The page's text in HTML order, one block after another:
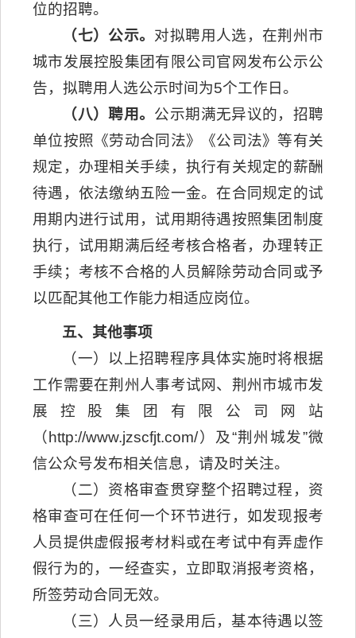
位的招聘。
（七）公示。 对拟聘用人选，在荆州市
城市发展控股集团有限公司官网发布公示公
告，拟聘用人选公示时间为5个工作日。
（八）聘用。 公示期满无异议的，招聘
单位按照《劳动合同法》《公司法》等有关
规定，办理相关手续，执行有关规定的薪酬
待遇，依法缴纳五险一金。在合同规定的试
用期内进行试用，试用期待遇按照集团制度
执行，试用期满后经考核合格者，办理转正
手续；考核不合格的人员解除劳动合同或予
以匹配其他工作能力相适应岗位。
五、其他事项
（一）以上招聘程序具体实施时将根据
工作需要在荆州人事考试网、荆州市城市发
展控股集团有限公司网站
（http://www.jzscfjt.com/）及“荆州城发”微
信公众号发布相关信息，请及时关注。
（二）资格审查贯穿整个招聘过程，资
格审查可在任何一个环节进行，如发现报考
人员提供虚假报考材料或在考试中有弄虚作
假行为的，一经查实，立即取消报考资格，
所签劳动合同无效。
（三）人员一经录用后，基本待遇以签